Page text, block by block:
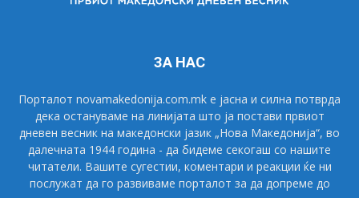
ЗА НАС
Порталот novamakedonija.com.mk е јасна и силна потврда
дека остануваме на линијата што ја постави првиот
дневен весник на македонски јазик „Нова Македонија“, во
далечната 1944 година - да бидеме секогаш со нашите
читатели. Вашите сугестии, коментари и реакции ќе ни
послужат да го развиваме порталот за да допреме до